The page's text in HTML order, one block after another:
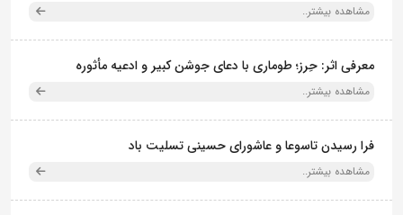
مشاهده بیشتر..
معرفی اثر: حِرز؛ طوماری با دعای جوشن کبیر و ادعیه مأثوره
مشاهده بیشتر..
فرا رسیدن تاسوعا و عاشورای حسینی تسلیت باد
مشاهده بیشتر..